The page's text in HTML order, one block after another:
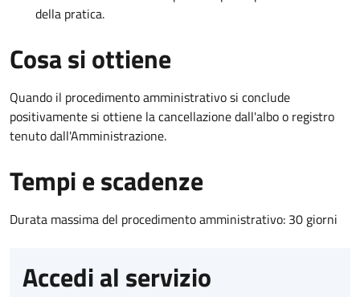
della pratica.
Cosa si ottiene
Quando il procedimento amministrativo si conclude
positivamente si ottiene la cancellazione dall'albo o registro
tenuto dall'Amministrazione.
Tempi e scadenze
Durata massima del procedimento amministrativo: 30 giorni
Accedi al servizio